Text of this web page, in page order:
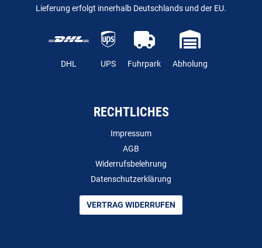
Lieferung erfolgt innerhalb Deutschlands und der EU.
DHL UPS Fuhrpark Abholung
RECHTLICHES
Impressum
AGB
Widerrufsbelehrung
Datenschutzerklärung
VERTRAG WIDERRUFEN